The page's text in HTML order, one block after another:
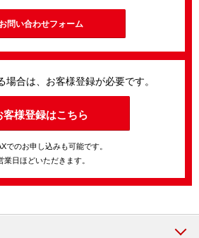
お問い合わせフォーム
場合は、お客様登録が必要です。
客様登録はこちら
でのお申し込みも可能です。
業日ほどいただきます。